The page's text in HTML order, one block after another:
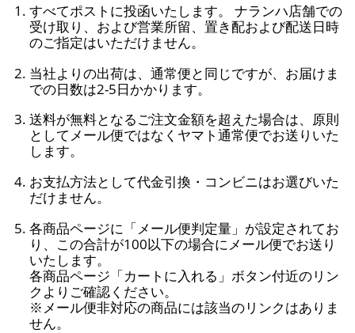
すべてポストに投函いたします。 ナランハ店舗での
受け取り、および営業所留、置き配および配送日時
のご指定はいただけません。
当社よりの出荷は、通常便と同じですが、お届けま
での日数は2-5日かかります。
送料が無料となるご注文金額を超えた場合は、原則
としてメール便ではなくヤマト通常便でお送りいた
します。
お支払方法として代金引換・コンビニはお選びいた
だけません。
各商品ページに「メール便判定量」が設定されてお
り、この合計が100以下の場合にメール便でお送り
いたします。
各商品ページ「カートに入れる」ボタン付近のリン
クよりご確認ください。
※メール便非対応の商品には該当のリンクはありま
せん。